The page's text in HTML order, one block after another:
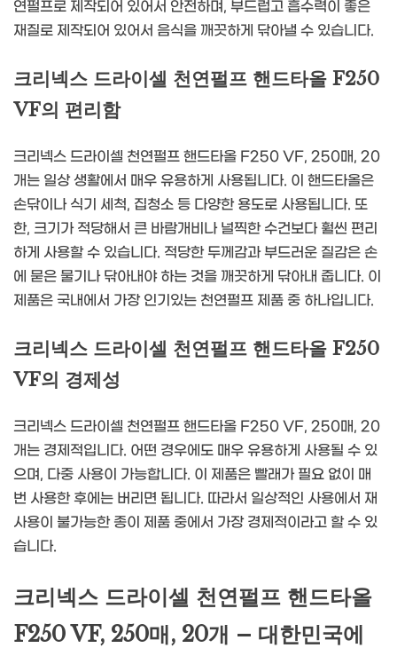
연펄프로 제작되어 있어서 안전하며, 부드럽고 흡수력이 좋은
재질로 제작되어 있어서 음식을 깨끗하게 닦아낼 수 있습니다.
크리넥스 드라이셀 천연펄프 핸드타올 F250
VF의 편리함
크리넥스 드라이셀 천연펄프 핸드타올 F250 VF, 250매, 20
개는 일상 생활에서 매우 유용하게 사용됩니다. 이 핸드타올은
손닦이나 식기 세척, 집청소 등 다양한 용도로 사용됩니다. 또
한, 크기가 적당해서 큰 바람개비나 널찍한 수건보다 훨씬 편리
하게 사용할 수 있습니다. 적당한 두께감과 부드러운 질감은 손
에 묻은 물기나 닦아내야 하는 것을 깨끗하게 닦아내 줍니다. 이
제품은 국내에서 가장 인기있는 천연펄프 제품 중 하나입니다.
크리넥스 드라이셀 천연펄프 핸드타올 F250
VF의 경제성
크리넥스 드라이셀 천연펄프 핸드타올 F250 VF, 250매, 20
개는 경제적입니다. 어떤 경우에도 매우 유용하게 사용될 수 있
으며, 다중 사용이 가능합니다. 이 제품은 빨래가 필요 없이 매
번 사용한 후에는 버리면 됩니다. 따라서 일상적인 사용에서 재
사용이 불가능한 종이 제품 중에서 가장 경제적이라고 할 수 있
습니다.
크리넥스 드라이셀 천연펄프 핸드타올
F250 VF, 250매, 20개 – 대한민국에